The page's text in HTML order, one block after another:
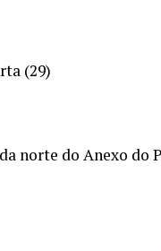
(29)
norte do Anexo do